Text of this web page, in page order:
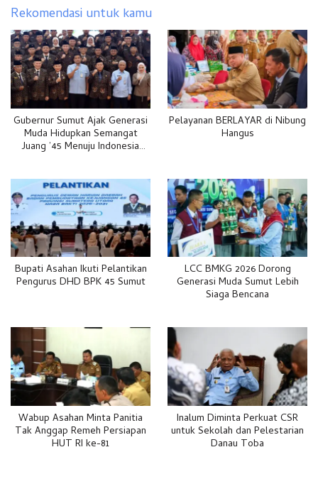
Rekomendasi untuk kamu
Gubernur Sumut Ajak Generasi
Muda Hidupkan Semangat
Juang ’45 Menuju Indonesia
Pelayanan BERLAYAR di Nibung
Hangus
Bupati Asahan Ikuti Pelantikan
Pengurus DHD BPK 45 Sumut
LCC BMKG 2026 Dorong
Generasi Muda Sumut Lebih
Siaga Bencana
Wabup Asahan Minta Panitia
Tak Anggap Remeh Persiapan
HUT RI ke-81
Inalum Diminta Perkuat CSR
untuk Sekolah dan Pelestarian
Danau Toba